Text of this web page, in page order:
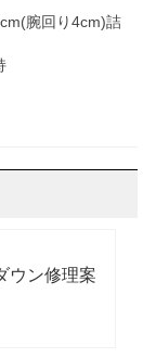
り4cm)詰
ウン修理案